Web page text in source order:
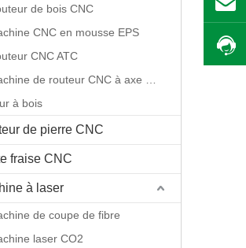
de bois CNC
CNC en mousse EPS
CNC ATC
à bois
de pierre CNC
fraise CNC
à laser
de coupe de fibre
laser CO2